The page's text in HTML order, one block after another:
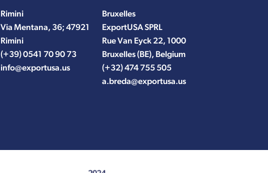
Rimini
Via Mentana, 36; 47921
Rimini
(+39) 0541 70 90 73
info@exportusa.us
Bruxelles
ExportUSA SPRL
Rue Van Eyck 22, 1000
Bruxelles (BE), Belgium
(+32) 474 755 505
a.breda@exportusa.us